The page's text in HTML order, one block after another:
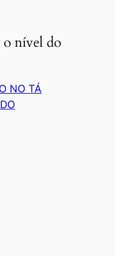
o nível do
NO TÁ